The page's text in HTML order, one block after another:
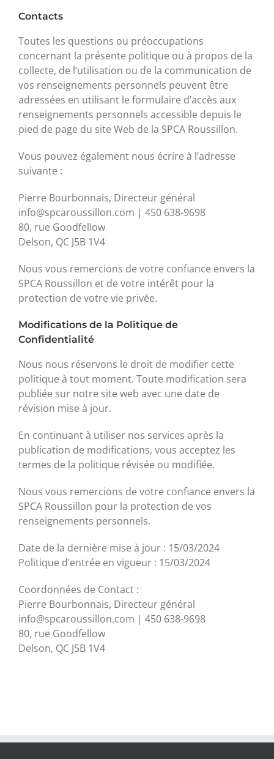
Contacts
Toutes les questions ou préoccupations
concernant la présente politique ou à propos de la
collecte, de l’utilisation ou de la communication de
vos renseignements personnels peuvent être
adressées en utilisant le formulaire d’accès aux
renseignements personnels accessible depuis le
pied de page du site Web de la SPCA Roussillon.
Vous pouvez également nous écrire à l’adresse
suivante :
Pierre Bourbonnais, Directeur général
info@spcaroussillon.com | 450 638-9698
80, rue Goodfellow
Delson, QC J5B 1V4
Nous vous remercions de votre confiance envers la
SPCA Roussillon et de votre intérêt pour la
protection de votre vie privée.
Modifications de la Politique de
Confidentialité
Nous nous réservons le droit de modifier cette
politique à tout moment. Toute modification sera
publiée sur notre site web avec une date de
révision mise à jour.
En continuant à utiliser nos services après la
publication de modifications, vous acceptez les
termes de la politique révisée ou modifiée.
Nous vous remercions de votre confiance envers la
SPCA Roussillon pour la protection de vos
renseignements personnels.
Date de la dernière mise à jour : 15/03/2024
Politique d’entrée en vigueur : 15/03/2024
Coordonnées de Contact :
Pierre Bourbonnais, Directeur général
info@spcaroussillon.com | 450 638-9698
80, rue Goodfellow
Delson, QC J5B 1V4